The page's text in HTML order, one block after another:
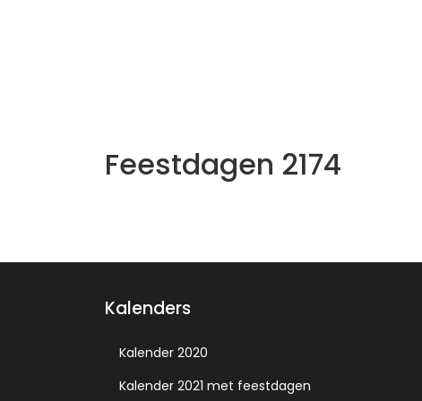
Feestdagen 2174
Kalenders
Kalender 2020
Kalender 2021 met feestdagen